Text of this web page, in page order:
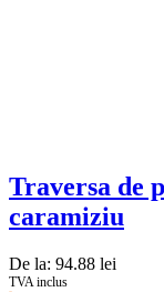
Traversa de
caramiziu
De la: 94.88 lei
TVA inclus